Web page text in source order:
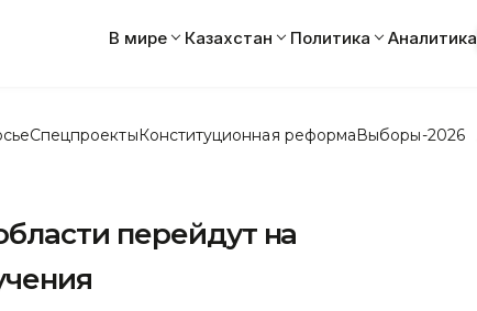
В мире Казахстан Политика Аналитика
СпецпроектыКонституционная реформаВыборы-2026
перейдут на